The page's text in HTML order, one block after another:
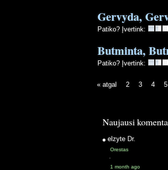
Gervyda,
Patiko? Įvertink:
Butminta,
Patiko? Įvertink:
« atgal 2 3 4 5
Naujausi
elzyte Dr.
Orestas
·
1 month ago